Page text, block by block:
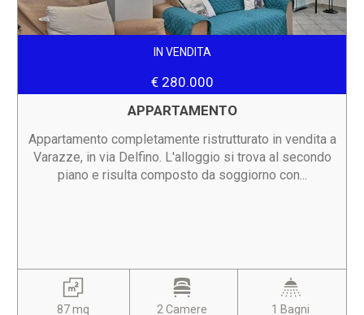
IN VENDITA
€ 280.000
APPARTAMENTO
Appartamento completamente ristrutturato in vendita a
Varazze, in via Delfino. L'alloggio si trova al secondo
piano e risulta composto da soggiorno con...
87 mq 2 Camere 1 Bagni